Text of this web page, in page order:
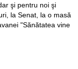
şi pentru noi şi
la Senat, la o masă
"Sănătatea vine